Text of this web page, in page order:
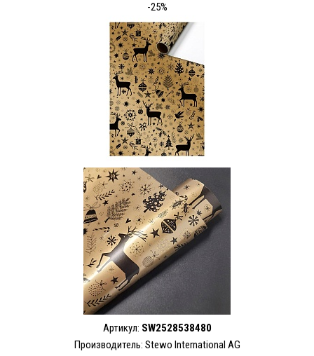
-25%
Артикул: SW2528538480
Производитель: Stewo International AG